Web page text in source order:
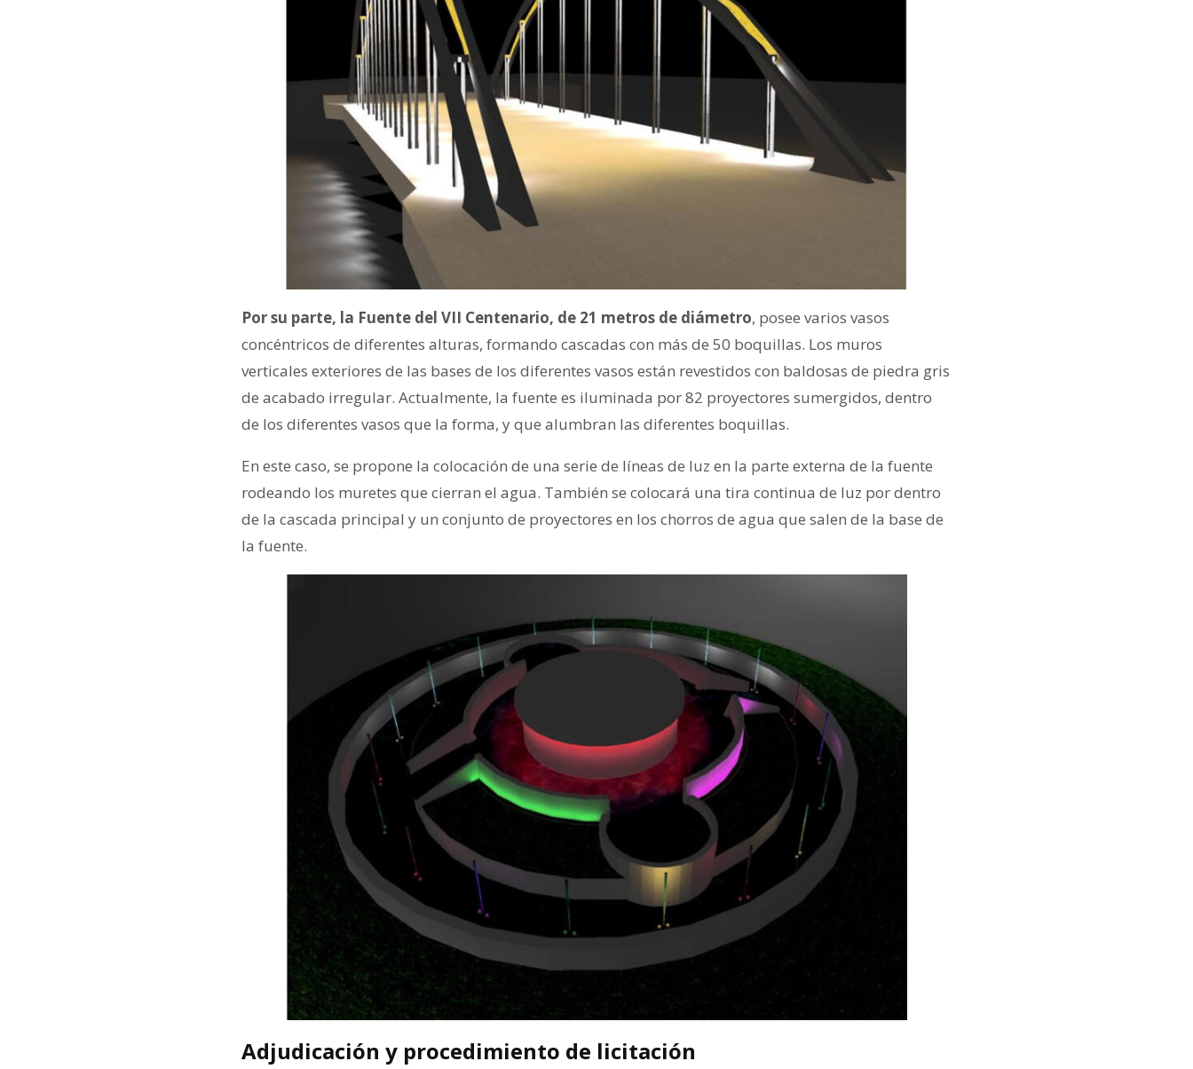
Por su parte, la Fuente del VII Centenario, de 21 metros de diámetro, posee varios vasos
concéntricos de diferentes alturas, formando cascadas con más de 50 boquillas. Los muros
verticales exteriores de las bases de los diferentes vasos están revestidos con baldosas de piedra gris
de acabado irregular. Actualmente, la fuente es iluminada por 82 proyectores sumergidos, dentro
de los diferentes vasos que la forma, y que alumbran las diferentes boquillas.
En este caso, se propone la colocación de una serie de líneas de luz en la parte externa de la fuente
rodeando los muretes que cierran el agua. También se colocará una tira continua de luz por dentro
de la cascada principal y un conjunto de proyectores en los chorros de agua que salen de la base de
la fuente.
Adjudicación y procedimiento de licitación